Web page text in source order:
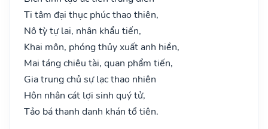
Ti tâm đại thục phúc thao thiên,
Nô tỳ tự lai, nhân khẩu tiến,
Khai môn, phóng thủy xuất anh hiền,
Mai táng chiêu tài, quan phẩm tiến,
Gia trung chủ sự lạc thao nhiên
Hôn nhân cát lợi sinh quý tử,
Tảo bá thanh danh khán tổ tiên.